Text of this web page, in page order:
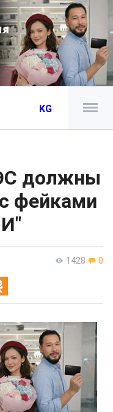
KG
должны
фейками
1428 0